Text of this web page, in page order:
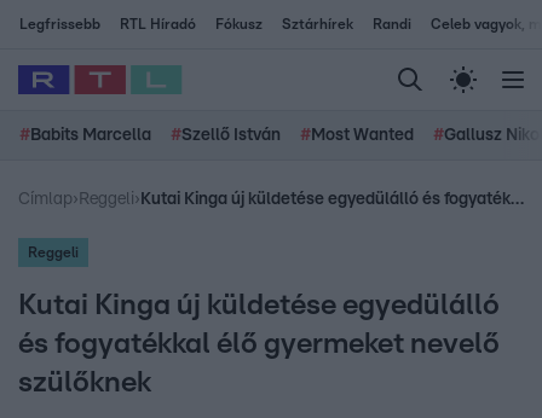
Legfrissebb RTL Híradó Fókusz Sztárhírek Randi Celeb vagyok,
# Babits Marcella #Szellő István # Most Wanted #Gallusz
Címlap› Reggeli› Kutai Kinga új küldetése egyedülálló és fogyatékkal élő gyermeket nevelő szülőknek
Reggeli
Kutai Kinga új küldetése egyedülálló
és fogyatékkal élő gyermeket nevelő
szülőknek